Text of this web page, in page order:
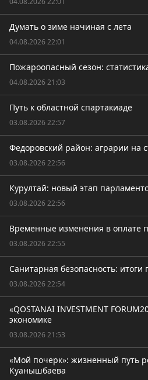
Думать о зиме начиная с лета
04.08.2026 22:01
Пожароопасный сезон:
04.08.2026 21:03
Путь к областной спартакиаде
03.08.2026 22:57
Федоровский район: аграрии на
03.08.2026 22:56
Курултай: новый этап
03.08.2026 22:56
Временные изменения в оплате
03.08.2026 22:55
Санитарная безопасность: итоги
03.08.2026 22:54
«QOSTANAI INVESTMENT
экономике
03.08.2026 21:53
«Мой почерк»: жизненный путь
Куанышбаева